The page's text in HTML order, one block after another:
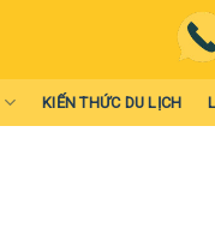
KIẾN THỨC DU LỊCH